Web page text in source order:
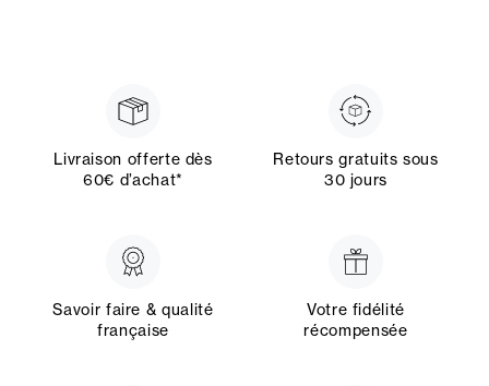
Livraison offerte dès
60€ d’achat*
Retours gratuits sous
30 jours
Savoir faire & qualité
française
Votre fidélité
récompensée